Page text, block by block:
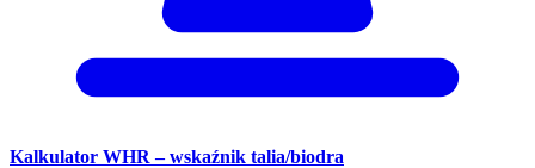
Kalkulator WHR – wskaźnik talia/biodra